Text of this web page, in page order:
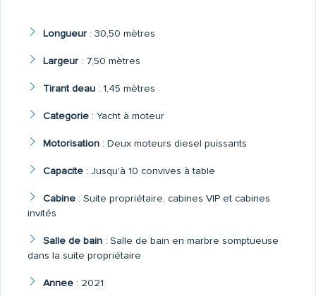
Longueur: 30,50 mètres
Largeur: 7,50 mètres
Tirant deau: 1,45 mètres
Categorie: Yacht à moteur
Motorisation: Deux moteurs diesel puissants
Capacite: Jusqu'à 10 convives à table
Cabine: Suite propriétaire, cabines VIP et cabines
invités
Salle de bain: Salle de bain en marbre somptueuse
dans la suite propriétaire
Annee: 2021